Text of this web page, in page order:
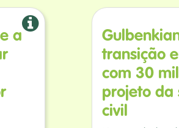
a
transição
com 30
projeto da
civil